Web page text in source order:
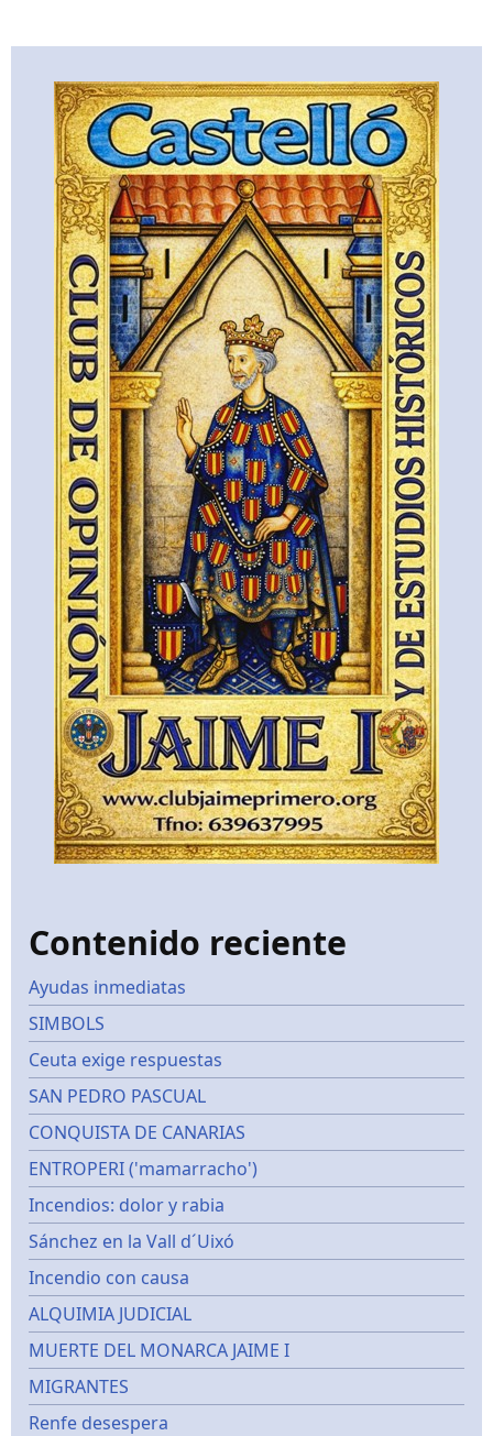
Contenido reciente
Ayudas inmediatas
SIMBOLS
Ceuta exige respuestas
SAN PEDRO PASCUAL
CONQUISTA DE CANARIAS
ENTROPERI ('mamarracho')
Incendios: dolor y rabia
Sánchez en la Vall d´Uixó
Incendio con causa
ALQUIMIA JUDICIAL
MUERTE DEL MONARCA JAIME I
MIGRANTES
Renfe desespera